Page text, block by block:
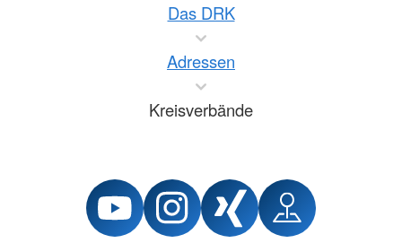
Das DRK
Adressen
Kreisverbände